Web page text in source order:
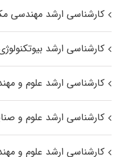
کارشناسی ارشد مهندسی
کارشناسی ارشد
کارشناسی ارشد علوم و
کارشناسی ارشد علوم و
کارشناسی ارشد علوم و